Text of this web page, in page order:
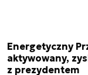
Energetyczny
aktywowany,
z prezydentem